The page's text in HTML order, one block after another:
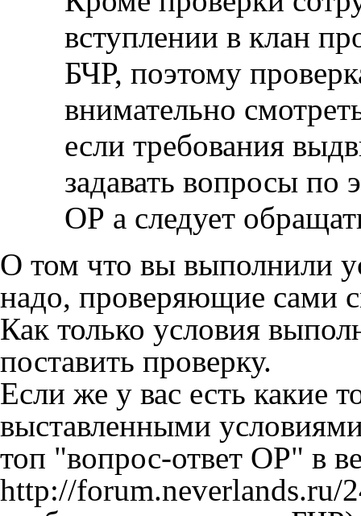
вступлении в клан
БЧР, поэтому
внимательно
если требования
задавать вопросы по
ОР а следует
О том что вы выполнили
надо, проверяющие сами
Как только условия
поставить проверку.
Если же у вас есть какие
выставленными
топ "вопрос-ответ ОР" в
http://forum.neverlands.ru/